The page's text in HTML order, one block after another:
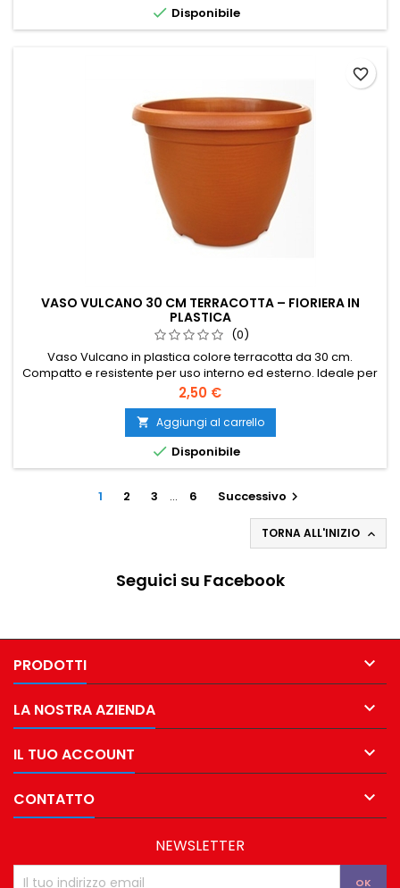
 Disponibile
VASO VULCANO 30 CM TERRACOTTA – FIORIERA IN
PLASTICA
(0)
Vaso Vulcano in plastica colore terracotta da 30 cm.
Compatto e resistente per uso interno ed esterno. Ideale per
piante e fiori. Perfetto per balcone e piccoli spazi.
Prezzo
2,50 €
 Aggiungi al carrello
 Disponibile
favorite_border
1 2 3 … 6 Successivo 
TORNA ALL'INIZIO 
Seguici su Facebook
PRODOTTI 
LA NOSTRA AZIENDA 
IL TUO ACCOUNT 
CONTATTO 
NEWSLETTER